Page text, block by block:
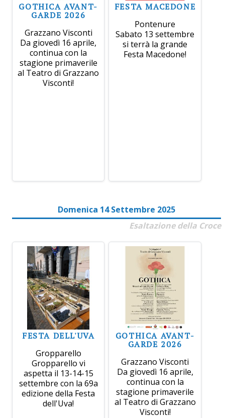
GOTHICA AVANT-
GARDE 2026
Grazzano Visconti
Da giovedì 16 aprile,
continua con la
stagione primaverile
al Teatro di Grazzano
Visconti!
FESTA MACEDONE
Pontenure
Sabato 13 settembre
si terrà la grande
Festa Macedone!
Domenica 14 Settembre 2025
Esaltazione della Croce
FESTA DELL'UVA
Gropparello
Gropparello vi
aspetta il 13-14-15
settembre con la 69a
edizione della Festa
dell'Uva!
GOTHICA AVANT-
GARDE 2026
Grazzano Visconti
Da giovedì 16 aprile,
continua con la
stagione primaverile
al Teatro di Grazzano
Visconti!